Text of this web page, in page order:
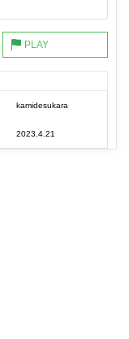
kamidesukara
2023.4.21